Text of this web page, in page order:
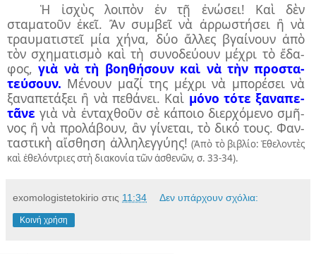
Ἡ ἰ­σχὺς λοι­πὸν ἐν τῇ ἐ­νώ­σει! Καὶ δὲν
σταματοῦν ἐκεῖ. Ἂν συμ­βεῖ νὰ ἀρ­ρω­στή­σει ἢ νὰ
τραυ­μα­τι­στεῖ μί­α χή­να, δύ­ο ἄλ­λες βγαί­νουν ἀ­πὸ
τὸν σχη­μα­τι­σμὸ καὶ τὴ συ­νο­δεύ­ουν μέχρι τὸ ἔ­δα­
φος,γιὰ νὰ τὴ βο­η­θή­σουν καὶ νὰ τὴν προ­στα­
τεύ­σουν. Μέ­νουν μα­ζί της μέ­χρι νὰ μπο­ρέ­σει νὰ
ξα­να­πε­τά­ξει ἢ νὰ πε­θά­νει. Καὶ μό­νο τό­τε ξα­να­πε­
τᾶ­νε γιὰ νὰ ἐν­τα­χθοῦν σὲ κά­ποι­ο δι­ερ­χό­με­νο σμῆ­
νος ἢ νὰ προ­λά­βουν, ἂν γίνεται, τὸ δι­κό τους. Φαν­
τα­στι­κὴ αἴσθηση ἀλληλεγγύης!(Ἀπὸ τὸ βιβλίο: Ἐθελοντὲς
καὶ ἐθελόντριες στὴ διακονία τῶν ἀσθενῶν, σ. 33-34).
exomologistetokirio στις 11:34 Δεν υπάρχουν σχόλια:
Κοινή χρήση